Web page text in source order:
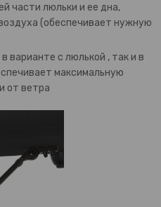
части люльки и ее дна,
(обеспечивает нужную
варианте с люлькой , так и в
максимальную
от ветра